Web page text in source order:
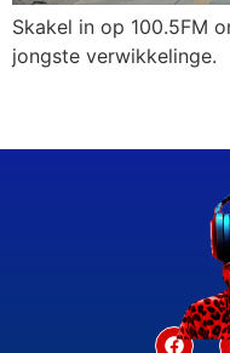
Skakel in op 100.5FM
jongste verwikkelinge.